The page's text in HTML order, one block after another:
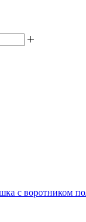
с воротником